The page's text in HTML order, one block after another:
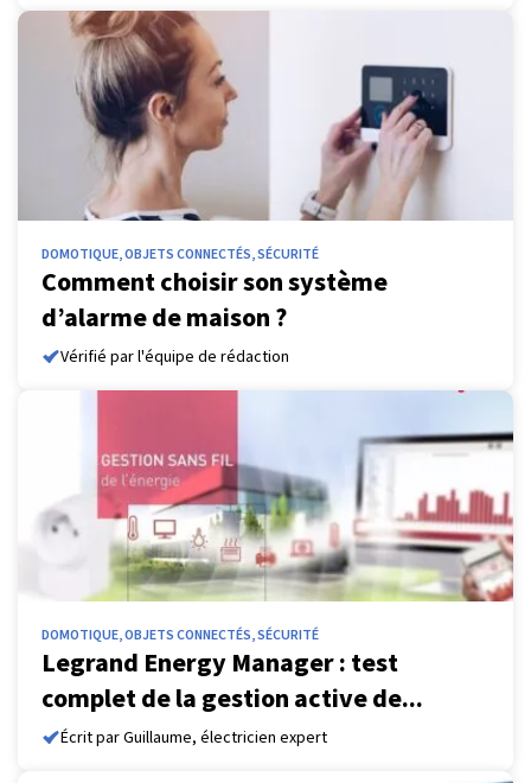
DOMOTIQUE, OBJETS CONNECTÉS, SÉCURITÉ
Comment choisir son système
d’alarme de maison ?
Vérifié par l'équipe de rédaction
DOMOTIQUE, OBJETS CONNECTÉS, SÉCURITÉ
Legrand Energy Manager : test
complet de la gestion active de...
Écrit par Guillaume, électricien expert